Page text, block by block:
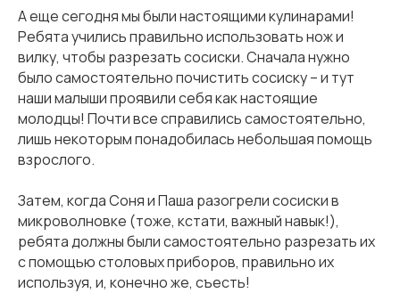
А еще сегодня мы были настоящими кулинарами!
Ребята учились правильно использовать нож и
вилку, чтобы разрезать сосиски. Сначала нужно
было самостоятельно почистить сосиску – и тут
наши малыши проявили себя как настоящие
молодцы! Почти все справились самостоятельно,
лишь некоторым понадобилась небольшая помощь
взрослого.
Затем, когда Соня и Паша разогрели сосиски в
микроволновке (тоже, кстати, важный навык!),
ребята должны были самостоятельно разрезать их
с помощью столовых приборов, правильно их
используя, и, конечно же, съесть!